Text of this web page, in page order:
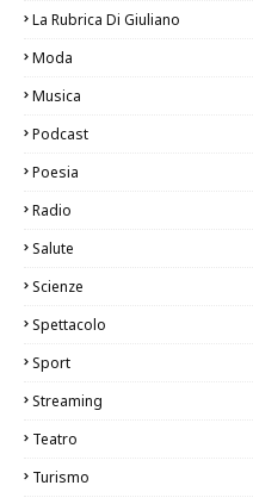
La Rubrica Di Giuliano
Moda
Musica
Podcast
Poesia
Radio
Salute
Scienze
Spettacolo
Sport
Streaming
Teatro
Turismo